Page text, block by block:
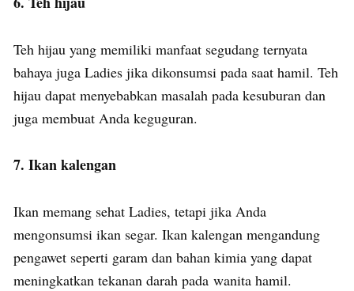
Teh hijau yang memiliki manfaat segudang ternyata
bahaya juga Ladies jika dikonsumsi pada saat hamil. Teh
hijau dapat menyebabkan masalah pada kesuburan dan
juga membuat Anda keguguran.
7. Ikan kalengan
Ikan memang sehat Ladies, tetapi jika Anda
mengonsumsi ikan segar. Ikan kalengan mengandung
pengawet seperti garam dan bahan kimia yang dapat
meningkatkan tekanan darah pada wanita hamil.